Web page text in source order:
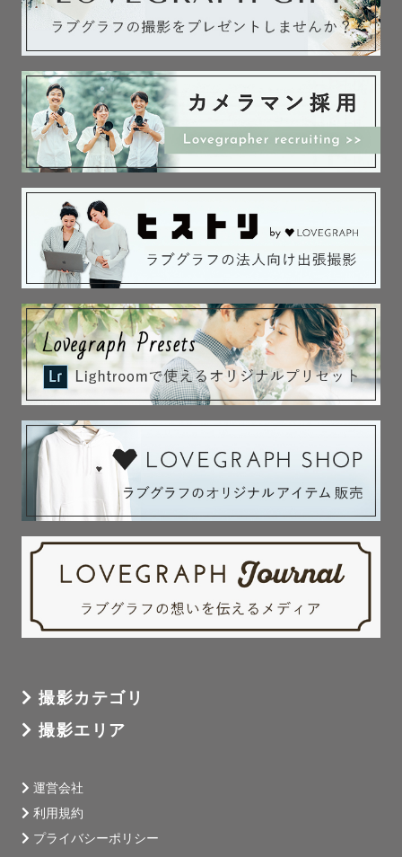
⑤ 撮影当日——思いきり楽しみましょう！
ご連絡の際に、撮影ジャンル・希望の場所・日時が決まっていればお知ら
決まっていなくても問題ありません。
LINEからのメッセージには、可能な限り当日中にご返信しています。
📞 気軽にメッセージください。
ふたりのこと、聞かせてください。
🙋【プロフィール】
金親直樹（かねおやなおき/1997年11月3日生まれ/尼崎出身
好きなもの：古着 / サウナ / ウェイクボード / ラーメン / チーズケーキ / 梅
酒 / ドラクエ
当日お子様のトラブル、公共交通機関のトラブルなどがあった場合も、お
時間の前後を柔軟に対応しております。
どんなご不安も、一度ご相談くださいませ😌
˗ˏˋ 指名料について ˎˊ˗
時期により金額が変動することがございます。
リピーター様は指名料から2000円割引させていただきます。
⚠️みてねアプリからのご依頼は対象外です⚠️
˗ˏˋ 交通費について ˎˊ˗
✳️交通費なしで対応出来る地域
↪︎札幌市内全域、小樽、新千歳、旭川、富良野、美瑛、ニセコエリア
✳️上記以外の道内エリア
↪︎別途交通費のご負担あり
✳️道外での撮影
↪︎交通費・宿泊費のご負担あり
✳️九州
↪︎帰省の際、交通費なしでも撮影を承れる可能性がございます。
公式ライン限定のお得な情報もございます🎉
皆様からのご登録とお問い合わせ、お待ちしております☺️
˗ˏˋ ちゃんまりのプロフィール ˎˊ˗
ಇ 95年生まれ、30歳
ಇ 出身は大分県別府市♨️
ಇ 歌が大好き！大学まで声楽専攻♫
ಇ 映画・ゲーム・仮面ライダーが大好き👾
撮影カテゴリ
撮影エリア
運営会社
利用規約
プライバシーポリシー